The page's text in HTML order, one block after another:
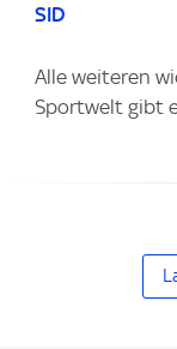
SID
Alle weiteren
Sportwelt gibt